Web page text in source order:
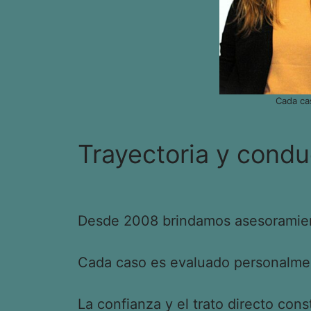
Cada
Trayectoria y
Desde 2008 brindamos
Cada caso es evaluado
La confianza y el trato directo